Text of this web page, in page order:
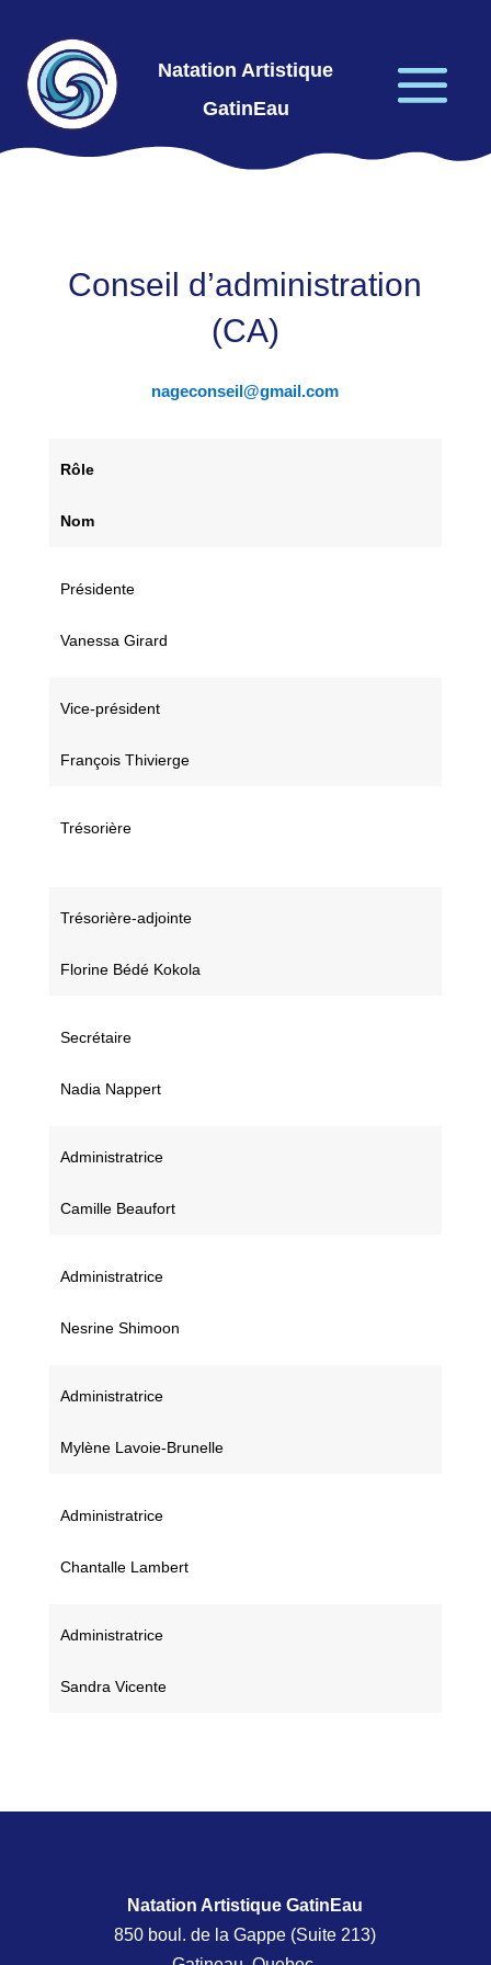
Natation Artistique
GatinEau
Conseil d’administration
(CA)
nageconseil@gmail.com
Rôle
Nom
Présidente
Vanessa Girard
Vice-président
François Thivierge
Trésorière
Trésorière-adjointe
Florine Bédé Kokola
Secrétaire
Nadia Nappert
Administratrice
Camille Beaufort
Administratrice
Nesrine Shimoon
Administratrice
Mylène Lavoie-Brunelle
Administratrice
Chantalle Lambert
Administratrice
Sandra Vicente
Natation Artistique GatinEau
850 boul. de la Gappe (Suite 213)